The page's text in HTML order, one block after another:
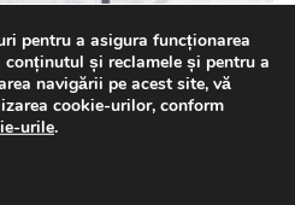
Petrova a convocat-o
o întâlnire, luni, în urma
pentru a asigura funcționarea
și reclamele și pentru a
navigării pe acest site, vă
cookie-urilor, conform
urile.